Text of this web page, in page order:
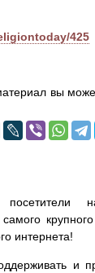
425
вы
крупного
интернета!
и